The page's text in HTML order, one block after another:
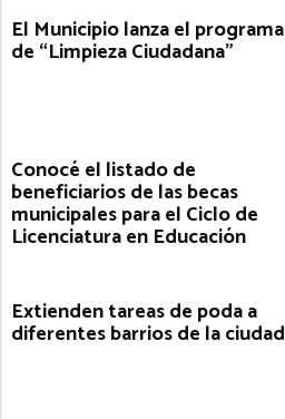
El Municipio lanza el programa
de “Limpieza Ciudadana”
Conocé el listado de
beneficiarios de las becas
municipales para el Ciclo de
Licenciatura en Educación
Extienden tareas de poda a
diferentes barrios de la ciudad